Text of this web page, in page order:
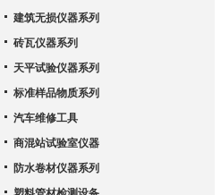
建筑无损仪器系列
砖瓦仪器系列
天平试验仪器系列
标准样品物质系列
汽车维修工具
商混站试验室仪器
防水卷材仪器系列